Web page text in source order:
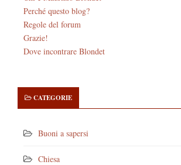
Perché questo blog?
Regole del forum
Grazie!
Dove incontrare Blondet
CATEGORIE
Buoni a sapersi
Chiesa